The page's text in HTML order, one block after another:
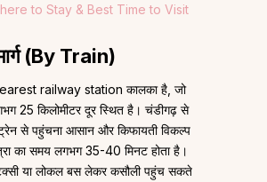
to Stay & Best Time to Visit
(By Train)
railway station कालका है, जो
25 किलोमीटर दूर स्थित है। चंडीगढ़ से
से पहुंचना आसान और किफायती विकल्प
का समय लगभग 35-40 मिनट होता है।
या लोकल बस लेकर कसौली पहुंच सकते